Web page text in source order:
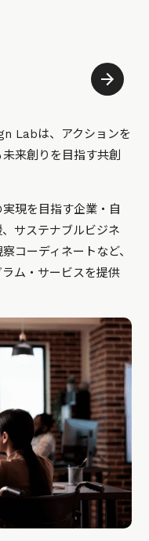
Labは、アクションを
来創りを目指す共創
現を目指す企業・自
サステナブルビジネ
コーディネートなど、
ム・サービスを提供